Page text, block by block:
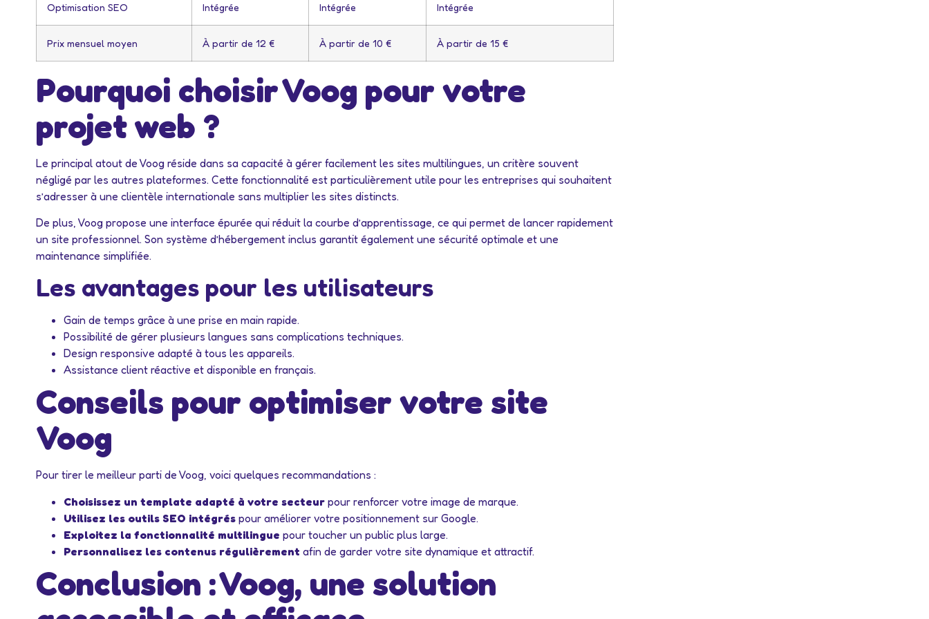
Optimisation SEO Intégrée Intégrée Intégrée
Prix mensuel moyen À partir de 12 € À partir de 10 € À partir de 15 €
Pourquoi choisir Voog pour votre
projet web ?
Le principal atout de Voog réside dans sa capacité à gérer facilement les sites multilingues, un critère souvent
négligé par les autres plateformes. Cette fonctionnalité est particulièrement utile pour les entreprises qui souhaitent
s’adresser à une clientèle internationale sans multiplier les sites distincts.
De plus, Voog propose une interface épurée qui réduit la courbe d’apprentissage, ce qui permet de lancer rapidement
un site professionnel. Son système d’hébergement inclus garantit également une sécurité optimale et une
maintenance simplifiée.
Les avantages pour les utilisateurs
Gain de temps grâce à une prise en main rapide.
Possibilité de gérer plusieurs langues sans complications techniques.
Design responsive adapté à tous les appareils.
Assistance client réactive et disponible en français.
Conseils pour optimiser votre site
Voog
Pour tirer le meilleur parti de Voog, voici quelques recommandations :
Choisissez un template adapté à votre secteur pour renforcer votre image de marque.
Utilisez les outils SEO intégrés pour améliorer votre positionnement sur Google.
Exploitez la fonctionnalité multilingue pour toucher un public plus large.
Personnalisez les contenus régulièrement afin de garder votre site dynamique et attractif.
Conclusion : Voog, une solution